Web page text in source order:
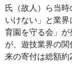
氏（故人）ら当
いけない」と業
育園を守る会」が
が、遊技業界の
来の寄付は総額約